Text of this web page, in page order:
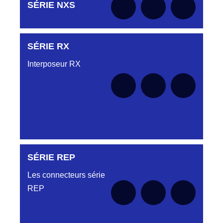
le moment
SÉRIE NXS
Aucune pièce disponible pour cette série pour
SÉRIE RX
Interposeur RX
Aucune pièce disponible pour cette série pour
SÉRIE REP
Les connecteurs série
REP